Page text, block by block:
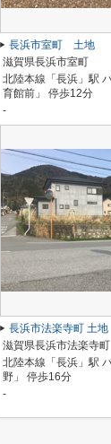
長浜市室町 土地
滋賀県長浜市室町
北陸本線「長浜」駅
育館前」 停歩12分
-
長浜市法楽寺町 土地
滋賀県長浜市法楽寺町
北陸本線「長浜」駅
野」 停歩16分
-